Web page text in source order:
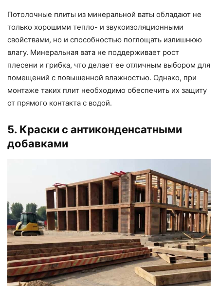
Потолочные плиты из минеральной ваты обладают не
только хорошими тепло- и звукоизоляционными
свойствами, но и способностью поглощать излишнюю
влагу. Минеральная вата не поддерживает рост
плесени и грибка, что делает ее отличным выбором для
помещений с повышенной влажностью. Однако, при
монтаже таких плит необходимо обеспечить их защиту
от прямого контакта с водой.
5. Краски с антиконденсатными
добавками